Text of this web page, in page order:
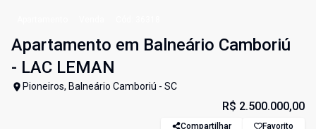
Apartamento em Balneário Camboriú
- LAC LEMAN
Pioneiros, Balneário Camboriú - SC
R$ 2.500.000,00
Compartilhar Favorito